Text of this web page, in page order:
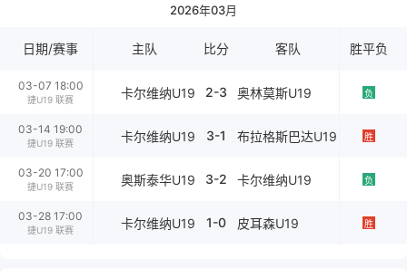
2026年03月
日期/赛事 主队 比分 客队 胜平负
03-07 18:00
捷U19 联赛 卡尔维纳U19 2-3 奥林莫斯U19 负
03-14 19:00
捷U19 联赛 卡尔维纳U19 3-1 布拉格斯巴达U19 胜
03-20 17:00
捷U19 联赛 奥斯泰华U19 3-2 卡尔维纳U19 负
03-28 17:00
捷U19 联赛 卡尔维纳U19 1-0 皮耳森U19 胜